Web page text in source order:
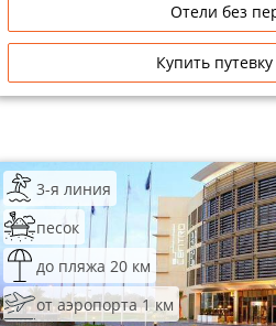
Отели без
Купить
3-я линия
песок
до пляжа 20 км
от аэропорта 1 км